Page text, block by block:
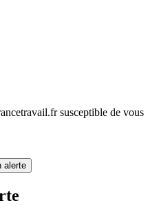
susceptible de vous
alerte